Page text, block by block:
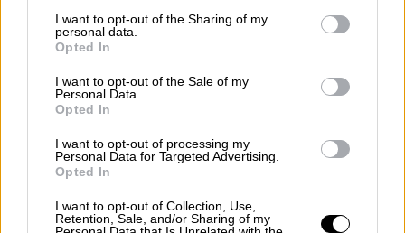
not limited to your visit or usage behaviour. You may click to
grant or deny consent to Google and its third-party tags to
use your data for below specified purposes in below Google
consent section.
I want to opt-out of the Sharing of my
personal data.
Opted In
I want to opt-out of the Sale of my
Personal Data.
Opted In
I want to opt-out of processing my
Personal Data for Targeted Advertising.
Opted In
I want to opt-out of Collection, Use,
Retention, Sale, and/or Sharing of my
φτάνει στο τέλος της